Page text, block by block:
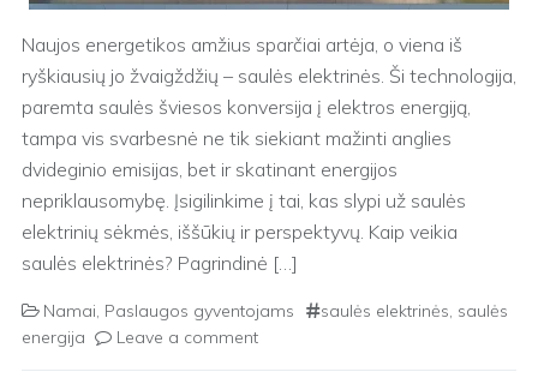
Naujos energetikos amžius sparčiai artėja, o viena iš
ryškiausių jo žvaigždžių – saulės elektrinės. Ši technologija,
paremta saulės šviesos konversija į elektros energiją,
tampa vis svarbesnė ne tik siekiant mažinti anglies
dvideginio emisijas, bet ir skatinant energijos
nepriklausomybę. Įsigilinkime į tai, kas slypi už saulės
elektrinių sėkmės, iššūkių ir perspektyvų. Kaip veikia
saulės elektrinės? Pagrindinė […]
Namai, Paslaugos gyventojams saulės elektrinės, saulės
energija
Leave a comment